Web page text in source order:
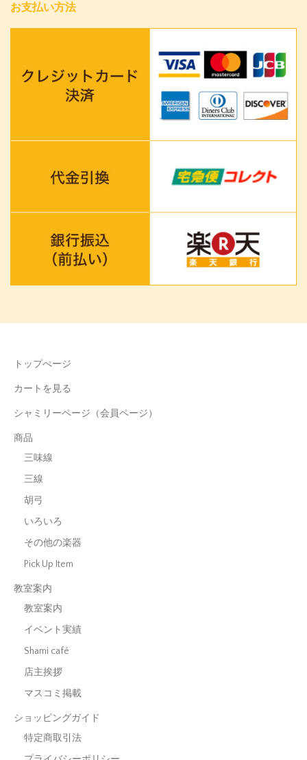
お支払い方法
トップぺージ
カートを見る
シャミリーページ（会員ページ）
商品
三味線
三線
胡弓
いろいろ
その他の楽器
Pick Up Item
教室案内
教室案内
イベント実績
Shami café
店主挨拶
マスコミ掲載
ショッピングガイド
特定商取引法